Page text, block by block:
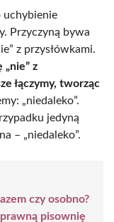
uchybienie
Przyczyną bywa
z przysłówkami.
„nie” z
łączymy, tworząc
„niedaleko”.
jedyną
– „niedaleko”.
czy osobno?
pisownię